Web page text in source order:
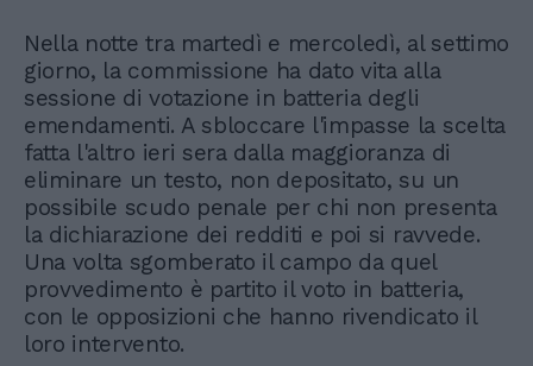
Nella notte tra martedì e mercoledì, al settimo
giorno, la commissione ha dato vita alla
sessione di votazione in batteria degli
emendamenti. A sbloccare l'impasse la scelta
fatta l'altro ieri sera dalla maggioranza di
eliminare un testo, non depositato, su un
possibile scudo penale per chi non presenta
la dichiarazione dei redditi e poi si ravvede.
Una volta sgomberato il campo da quel
provvedimento è partito il voto in batteria,
con le opposizioni che hanno rivendicato il
loro intervento.